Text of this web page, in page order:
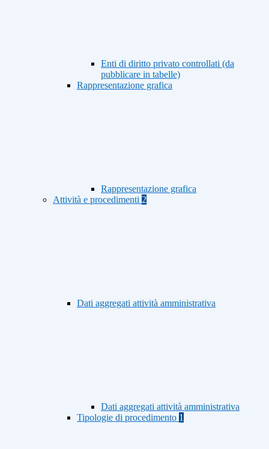
Enti di diritto privato controllati (da
pubblicare in tabelle)
Rappresentazione grafica
Rappresentazione grafica
Attività e procedimenti 2
Dati aggregati attività amministrativa
Dati aggregati attività amministrativa
Tipologie di procedimento 1